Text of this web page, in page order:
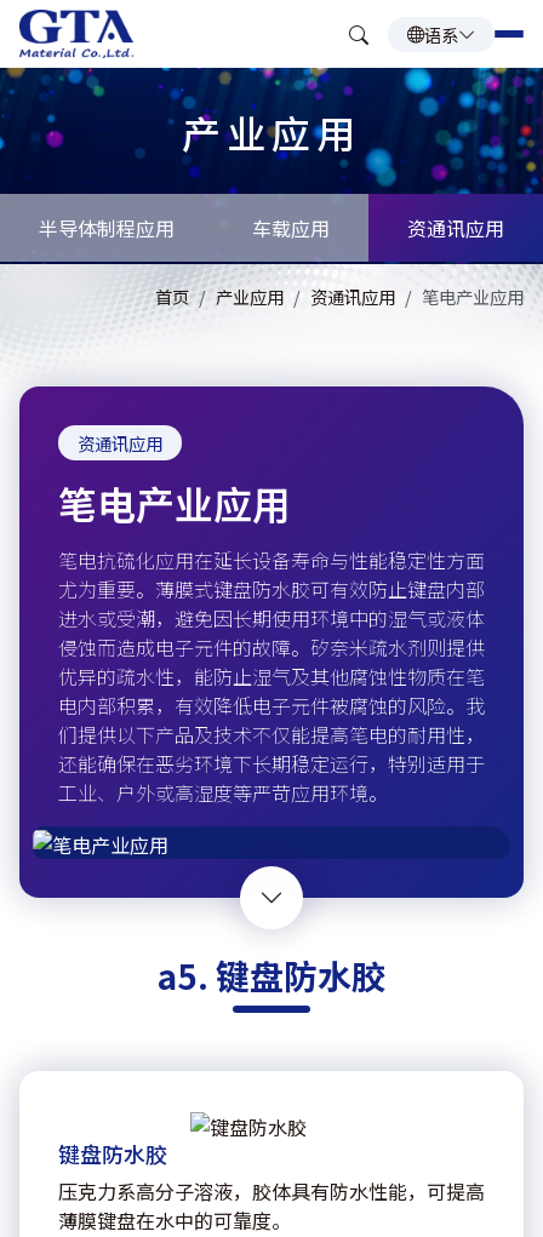
语系
产业应用
半导体制程应用 车载应用 资通讯应用
首页 产业应用 资通讯应用 笔电产业应用
资通讯应用
笔电产业应用
笔电抗硫化应用在延长设备寿命与性能稳定性方面
尤为重要。薄膜式键盘防水胶可有效防止键盘内部
进水或受潮，避免因长期使用环境中的湿气或液体
侵蚀而造成电子元件的故障。矽奈米疏水剂则提供
优异的疏水性，能防止湿气及其他腐蚀性物质在笔
电内部积累，有效降低电子元件被腐蚀的风险。我
们提供以下产品及技术不仅能提高笔电的耐用性，
还能确保在恶劣环境下长期稳定运行，特别适用于
工业、户外或高湿度等严苛应用环境。
a5. 键盘防水胶
键盘防水胶
压克力系高分子溶液，胶体具有防水性能，可提高
薄膜键盘在水中的可靠度。